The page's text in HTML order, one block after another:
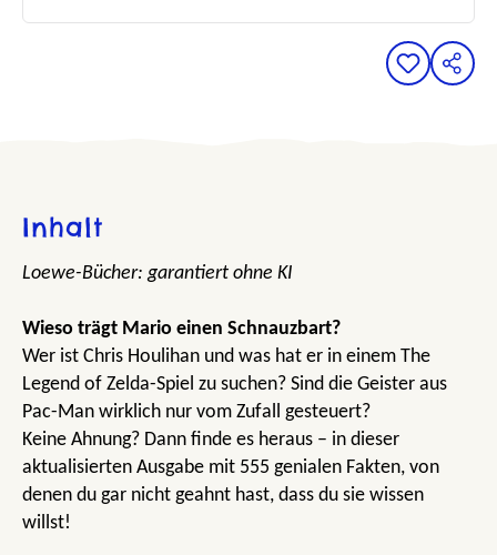
Inhalt
Loewe-Bücher: garantiert ohne KI
Wieso trägt Mario einen Schnauzbart?
Wer ist Chris Houlihan und was hat er in einem The
Legend of Zelda-Spiel zu suchen? Sind die Geister aus
Pac-Man wirklich nur vom Zufall gesteuert?
Keine Ahnung? Dann finde es heraus – in dieser
aktualisierten Ausgabe mit 555 genialen Fakten, von
denen du gar nicht geahnt hast, dass du sie wissen
willst!